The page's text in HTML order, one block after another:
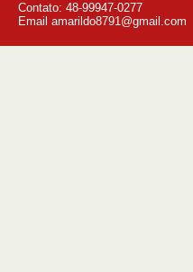
Contato: 48-99947-0277
Email amarildo8791@gmail.com